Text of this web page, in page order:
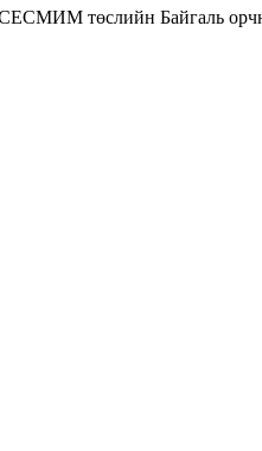
төслийн Байгаль